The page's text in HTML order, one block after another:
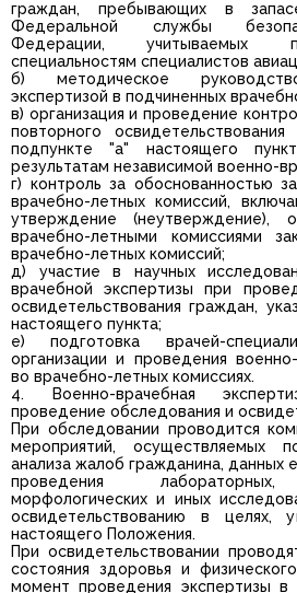
граждан, пребывающих в
Федеральной службы
Федерации, учитываемых
специальностям специалистов
б) методическое
экспертизой в подчиненных
в) организация и проведение
повторного
подпункте "а" настоящего
результатам независимой военно-
г) контроль за обоснованностью
врачебно-летных комиссий,
утверждение (неутверждение),
врачебно-летными комиссиями
врачебно-летных комиссий;
д) участие в научных
врачебной экспертизы при
освидетельствования граждан,
настоящего пункта;
е) подготовка врачей-
организации и проведения
во врачебно-летных комиссиях.
4. Военно-врачебная
проведение обследования и
При обследовании проводится
мероприятий, осуществляемых
анализа жалоб гражданина, данных
проведения лабораторных,
морфологических и иных
освидетельствованию в целях,
настоящего Положения.
При освидетельствовании
состояния здоровья и
момент проведения экспертизы в